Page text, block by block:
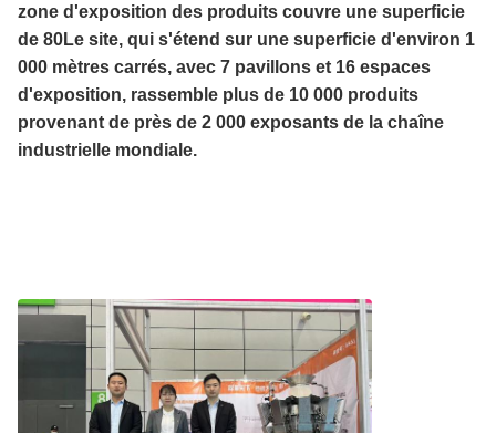
zone d'exposition des produits couvre une superficie
de 80Le site, qui s'étend sur une superficie d'environ 1
000 mètres carrés, avec 7 pavillons et 16 espaces
d'exposition, rassemble plus de 10 000 produits
provenant de près de 2 000 exposants de la chaîne
industrielle mondiale.